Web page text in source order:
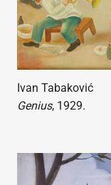
Ivan Tabaković
Genius, 1929.